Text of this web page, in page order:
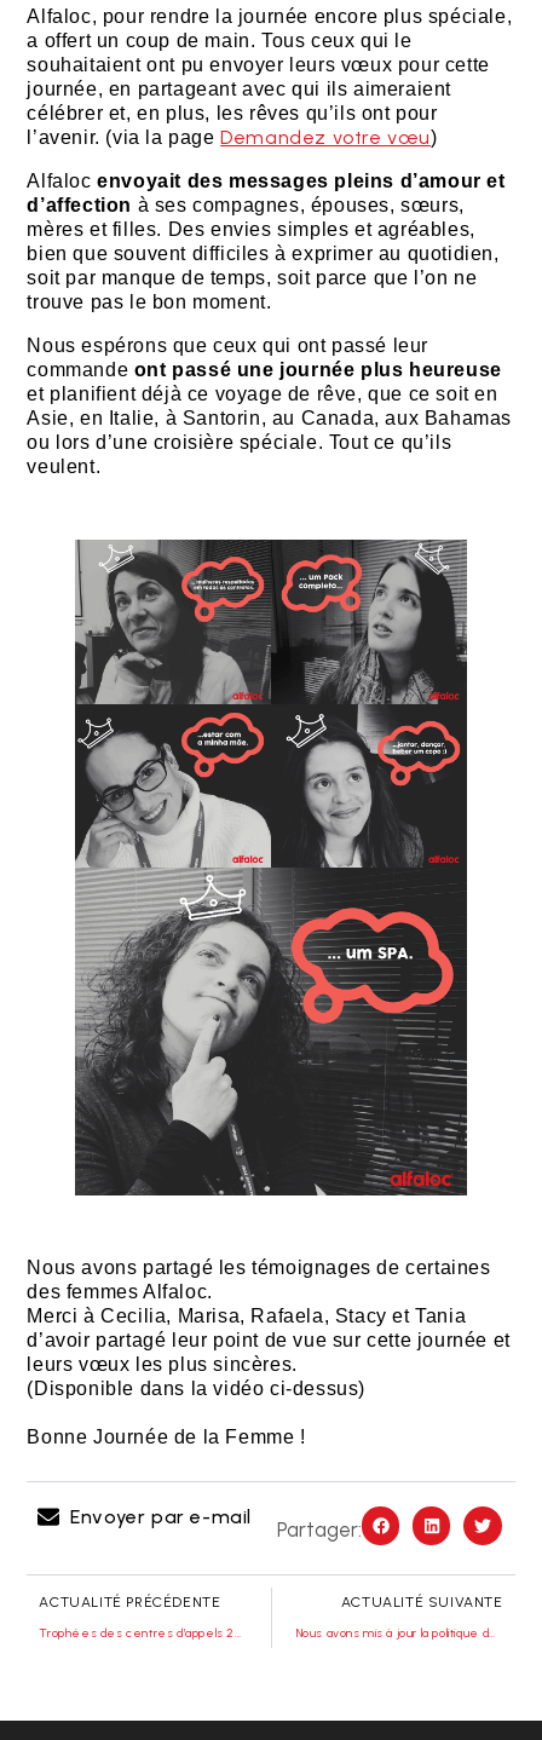
Alfaloc, pour rendre la journée encore plus spéciale,
a offert un coup de main. Tous ceux qui le
souhaitaient ont pu envoyer leurs vœux pour cette
journée, en partageant avec qui ils aimeraient
célébrer et, en plus, les rêves qu’ils ont pour
l’avenir. (via la pageDemandez votre vœu)
Alfalocenvoyait des messages pleins d’amour et
d’affection à ses compagnes, épouses, sœurs,
mères et filles. Des envies simples et agréables,
bien que souvent difficiles à exprimer au quotidien,
soit par manque de temps, soit parce que l’on ne
trouve pas le bon moment.
Nous espérons que ceux qui ont passé leur
commande ont passé une journée plus heureuse
et planifient déjà ce voyage de rêve, que ce soit en
Asie, en Italie, à Santorin, au Canada, aux Bahamas
ou lors d’une croisière spéciale. Tout ce qu’ils
veulent.
Nous avons partagé les témoignages de certaines
des femmes Alfaloc.
Merci à Cecilia, Marisa, Rafaela, Stacy et Tania
d’avoir partagé leur point de vue sur cette journée et
leurs vœux les plus sincères.
(Disponible dans la vidéo ci-dessus)
Bonne Journée de la Femme !
Envoyer par e-mail
Partager:
ACTUALITÉ PRÉCÉDENTE
Trophées des centres d’appels 2017 : Alfaloc a fait ses grands débuts !
ACTUALITÉ SUIVANTE
Nous avons mis à jour la politique de confidentialité d’Alfaloc